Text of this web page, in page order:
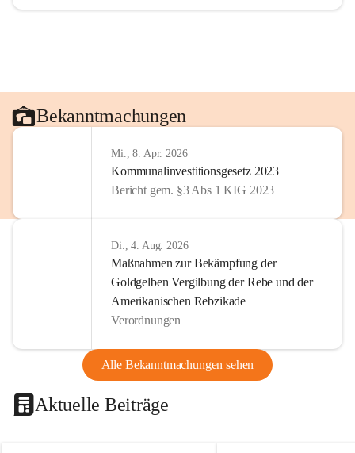
Bekanntmachungen
Mi., 8. Apr. 2026
Kommunalinvestitionsgesetz 2023
Bericht gem. §3 Abs 1 KIG 2023
Di., 4. Aug. 2026
Maßnahmen zur Bekämpfung der
Goldgelben Vergilbung der Rebe und der
Amerikanischen Rebzikade
Verordnungen
Alle Bekanntmachungen sehen
Aktuelle Beiträge